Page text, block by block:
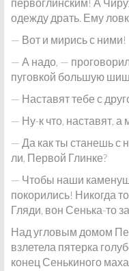
одежду драть. Ему
— Вот и мирись с ними!
— А надо, —
пуговкой большую
— Наставят тебе с
— Ну-к что, наставят, а
— Да как ты станешь с
ли, Первой Глинке?
— Чтобы наши
покорились! Никогда
Гляди, вон Сенька-то
Над угловым домом
взлетела пятерка
конец Сенькиного